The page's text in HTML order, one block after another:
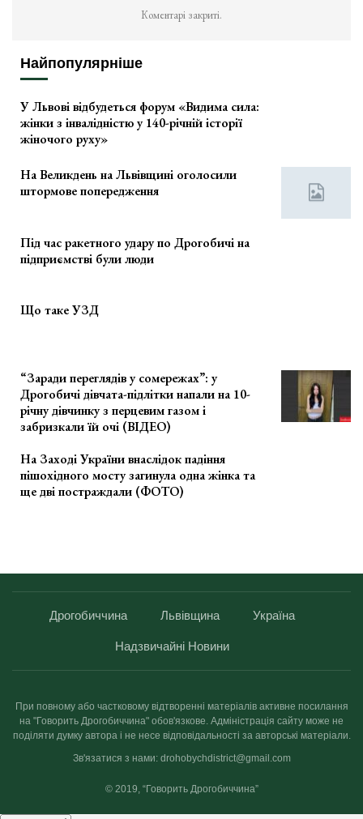
Коментарі закриті.
Найпопулярніше
У Львові відбудеться форум «Видима сила:
жінки з інвалідністю у 140-річній історії
жіночого руху»
На Великдень на Львівщині оголосили
штормове попередження
Під час ракетного удару по Дрогобичі на
підприємстві були люди
Що таке УЗД
“Заради переглядів у сомережах”: у
Дрогобичі дівчата-підлітки напали на 10-
річну дівчинку з перцевим газом і
забризкали їй очі (ВІДЕО)
На Заході України внаслідок падіння
пішохідного мосту загинула одна жінка та
ще дві постраждали (ФОТО)
Дрогобиччина Львівщина Україна
Надзвичайні Новини
При повному або частковому відтворенні матеріалів активне посилання
на "Говорить Дрогобиччина" обов'язкове. Адміністрація сайту може не
поділяти думку автора і не несе відповідальності за авторські матеріали.
Зв'язатися з нами: drohobychdistrict@gmail.com
© 2019, “Говорить Дрогобиччина”